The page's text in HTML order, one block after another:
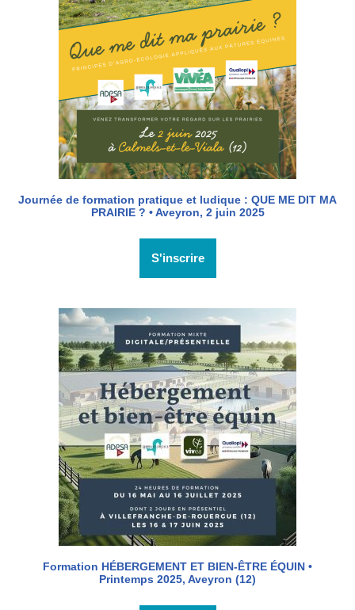
Journée de formation pratique et ludique : QUE ME DIT MA
PRAIRIE ? • Aveyron, 2 juin 2025
S'inscrire
Formation HÉBERGEMENT ET BIEN-ÊTRE ÉQUIN •
Printemps 2025, Aveyron (12)